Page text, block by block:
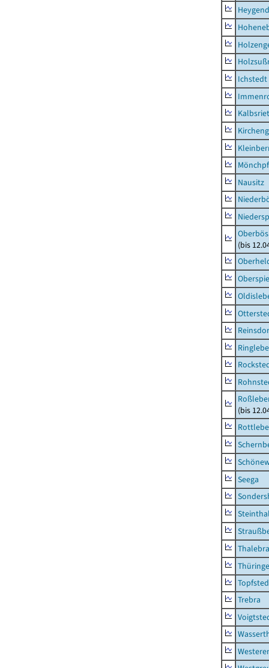
Ichstedt
Nausitz
(bis
(bis
Seega
Thalebra
Trebra